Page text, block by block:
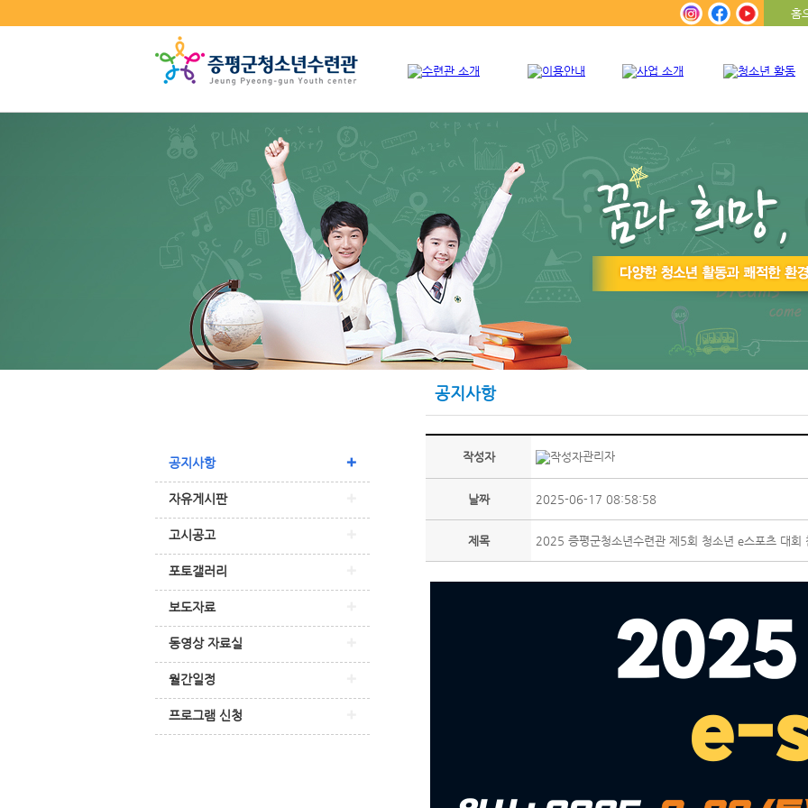
홈
공지사항
자유게시판
고시공고
포토갤러리
보도자료
동영상 자료실
월간일정
프로그램 신청
공지사항
작성자 관리자
날짜 2025-06-17 08:58:58
제목 2025 증평군청소년수련관 제5회 청소년 e스포츠 대회